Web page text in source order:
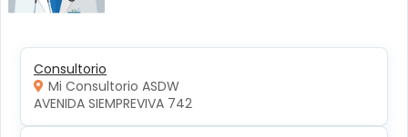
Consultorio
Mi Consultorio ASDW
AVENIDA SIEMPREVIVA 742